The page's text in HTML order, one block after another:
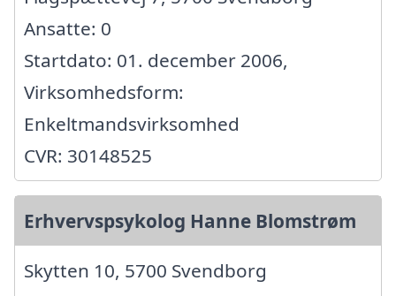
Ansatte: 0
Startdato: 01. december 2006,
Virksomhedsform:
Enkeltmandsvirksomhed
CVR: 30148525
Erhvervspsykolog Hanne Blomstrøm
Skytten 10, 5700 Svendborg